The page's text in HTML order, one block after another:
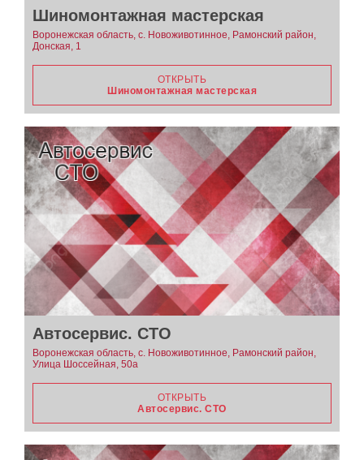
Шиномонтажная мастерская
Воронежская область, с. Новоживотинное, Рамонский район,
Донская, 1
ОТКРЫТЬ
Шиномонтажная мастерская
Автосервис. СТО
Воронежская область, с. Новоживотинное, Рамонский район,
Улица Шоссейная, 50а
ОТКРЫТЬ
Автосервис. СТО